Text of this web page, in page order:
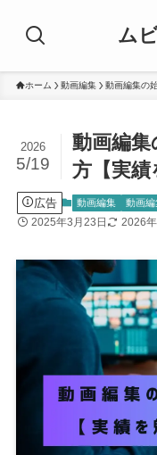
ム
ホーム 動画編集 動画編集の
動画編
方【実績
2026
5/19
広告 動画編集 動画
2025年3月23日 2026